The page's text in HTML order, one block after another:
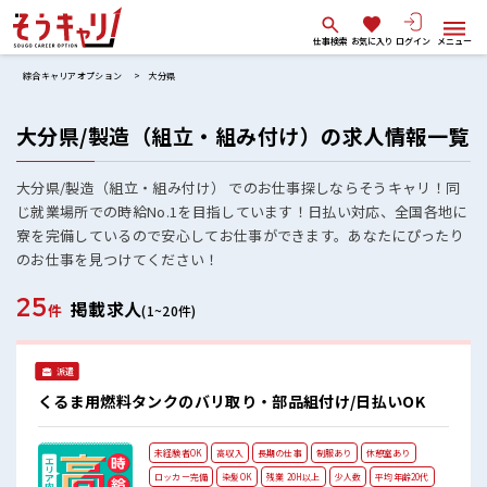
仕事検索 お気に入り ログイン メニュー
綜合キャリアオプション 大分県
大分県/製造（組立・組み付け）の求人情報一覧
大分県/製造（組立・組み付け） でのお仕事探しならそうキャリ！同
じ就業場所での時給No.1を目指しています！日払い対応、全国各地に
寮を完備しているので安心してお仕事ができます。あなたにぴったり
のお仕事を見つけてください！
25件 掲載求人(1~20件)
派遣
くるま用燃料タンクのバリ取り・部品組付け/日払いOK
未経験者OK 高収入 長期の仕事 制服あり
休憩室あり
ロッカー完備
染髪OK 残業 20H以上 少人数 平均年齢20代